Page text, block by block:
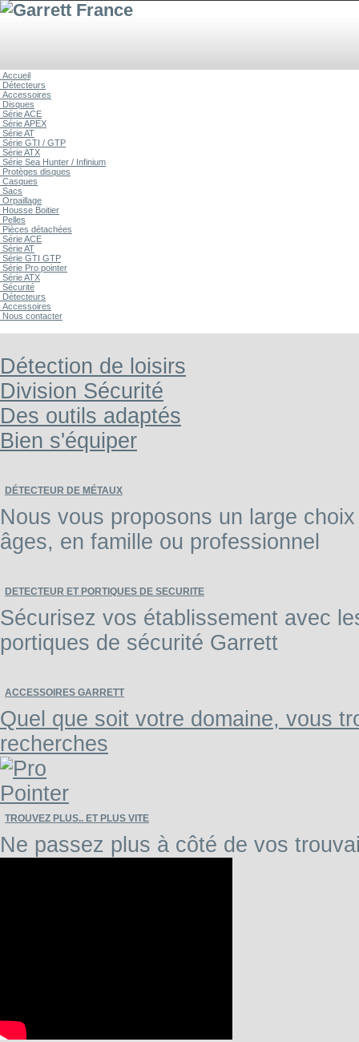
Accueil
Détecteurs
Accessoires
Disques
Série ACE
Série APEX
Série AT
Série GTI / GTP
Série ATX
Série Sea Hunter / Infinium
Protèges disques
Casques
Sacs
Orpaillage
Housse Boitier
Pelles
Pièces détachées
Série ACE
Série AT
Série GTI GTP
Série Pro pointer
Série ATX
Sécurité
Détecteurs
Accessoires
Nous contacter
Détection de loisirs
Division Sécurité
Des outils adaptés
Bien s'équiper
DÉTECTEUR DE MÉTAUX
Nous vous proposons un large
âges, en famille ou professionnel
DETECTEUR ET PORTIQUES DE SECURITE
Sécurisez vos établissement avec
portiques de sécurité Garrett
ACCESSOIRES GARRETT
Quel que soit votre domaine, vous
recherches
TROUVEZ PLUS.. ET PLUS VITE
Ne passez plus à côté de vos